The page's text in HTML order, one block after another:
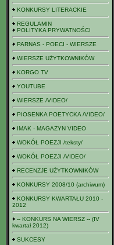
KONKURSY LITERACKIE
REGULAMIN
POLITYKA PRYWATNOŚCI
PARNAS - POECI - WIERSZE
WIERSZE UŻYTKOWNIKÓW
KORGO TV
YOUTUBE
WIERSZE /VIDEO/
PIOSENKA POETYCKA /VIDEO/
IMAK - MAGAZYN VIDEO
WOKÓŁ POEZJI /teksty/
WOKÓŁ POEZJI /VIDEO/
RECENZJE UŻYTKOWNIKÓW
KONKURSY 2008/10 (archiwum)
KONKURSY KWARTAŁU 2010 -
2012
-- KONKURS NA WIERSZ -- (IV
kwartał 2012)
SUKCESY